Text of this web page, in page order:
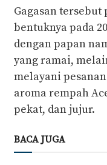
Gagasan
bentuknya pada
dengan papan
yang ramai,
melayani
aroma rempah
pekat, dan jujur.
BACA JUGA